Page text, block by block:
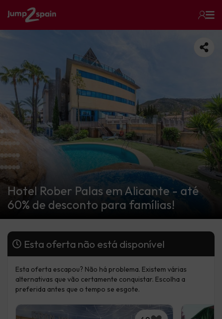
Hotel Rober Palas em Alicante - até
60% de desconto para famílias!
Esta oferta não está disponível
Esta oferta escapou? Não há problema. Existem várias
alternativas que vão certamente conquistar. Escolha a
preferida antes que o tempo se esgote.